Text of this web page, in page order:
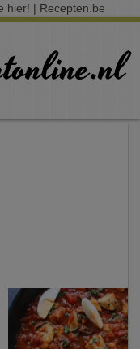
hier! | Recepten.be